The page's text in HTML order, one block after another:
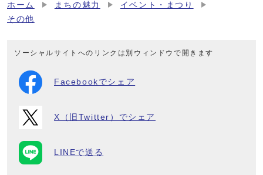
ホーム まちの魅力
イベント・まつり
その他
ソーシャルサイトへのリンクは別ウィンドウで開きます
Facebookでシェア
X（旧Twitter）でシェア
LINEで送る